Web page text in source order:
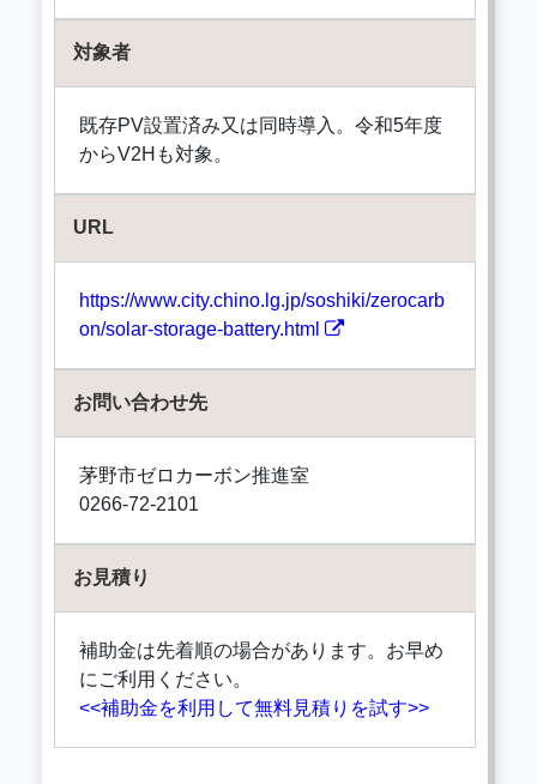
対象者
既存PV設置済み又は同時導入。令和5年度
からV2Hも対象。
URL
https://www.city.chino.lg.jp/soshiki/zerocarb
on/solar-storage-battery.html
お問い合わせ先
茅野市ゼロカーボン推進室
0266-72-2101
お見積り
補助金は先着順の場合があります。お早め
にご利用ください。
<<補助金を利用して無料見積りを試す>>